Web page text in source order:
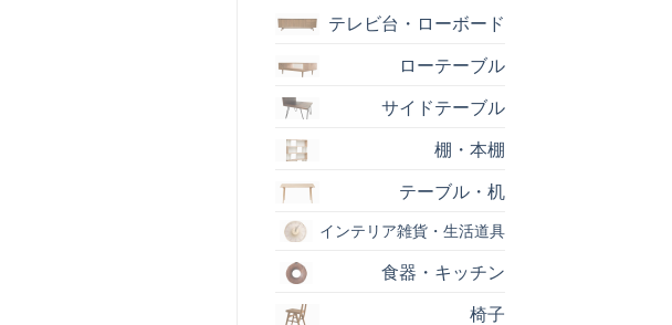
テレビ台・ローボード
ローテーブル
サイドテーブル
棚・本棚
テーブル・机
インテリア雑貨・生活道具
食器・キッチン
椅子